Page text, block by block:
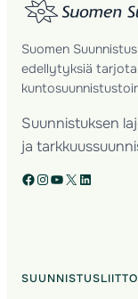
Suomen
edellytyksiä tarjota
Suunnistuksen
ja
Facebook Instagram YouTube X LinkedIn
SUUNNISTUSLIITTO